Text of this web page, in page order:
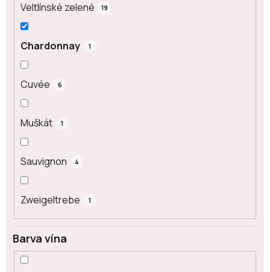
Veltlínské zelené 19
Chardonnay 1
Cuvée 6
Muškát 1
Sauvignon 4
Zweigeltrebe 1
Barva vína